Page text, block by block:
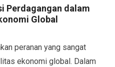
Perdagangan dalam
Global
peranan yang sangat
ekonomi global. Dalam